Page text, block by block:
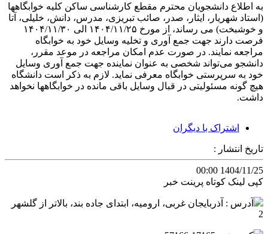
به اطلاع دانشجویان محترم مقطع کارشناسی ساکن کلیه خوابگاهها
(استاد شهریار، ایثار، صدر، صائب تبریزی، مدرس، دانش، خلیلی، آتا
و خوشبخت) می رساند، از مورخ ۱۴۰۴/۱۱/۲۵ الی ۱۴۰۴/۱۱/۳۰
فرصت دارند جهت جمع آوری و تخلیه وسایل خود به خوابگاه
مراجعه نمایند. در صورت عدم امکان مراجعه در موعد مقرر،
دانشجو می‌تواند شخصی به عنوان نماینده جهت جمع آوری وسایل
خود به سرپرستی خوابگاه معرفی نماید‌. لازم به ذکر است دانشگاه
هیچ گونه مسئولیتی در قبال وسایل باقی مانده در خوابگاهها نخواهد
داشت.
اشتراک با دیگران
تاریخ انتشار :
1404/11/25 00:00
کپی لینک کوتاه پرینت خبر
آدرس : آذربایجان غربی، ارومیه، ابتدای جاده بند، بالاتر از گلشهر
2